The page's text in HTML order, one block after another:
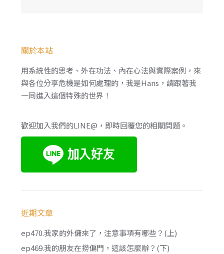
關於本站
用系統性的思考、外在功法、內在心法與實際案例，來
與各位分享危機是如何處理的，我是Hans，請跟著我
一同進入這個特殊的世界！
歡迎加入我們的LINE@，即時回覆您的相關問題。
近期文章
ep470.我家的外傭來了，注意事項有哪些？(上)
ep469.我的朋友在撈偏門，這該怎麼辦？(下)